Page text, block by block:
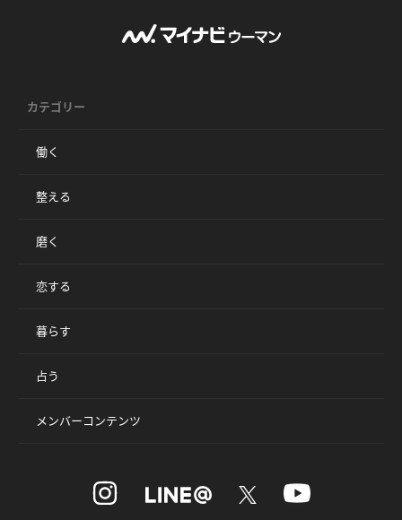
カテゴリー
働く
整える
磨く
恋する
暮らす
占う
メンバーコンテンツ